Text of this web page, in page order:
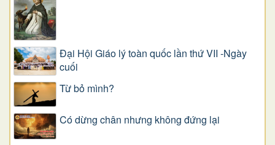
Đại Hội Giáo lý toàn quốc lần thứ VII -Ngày
cuối
Từ bỏ mình?
Có dừng chân nhưng không đứng lại